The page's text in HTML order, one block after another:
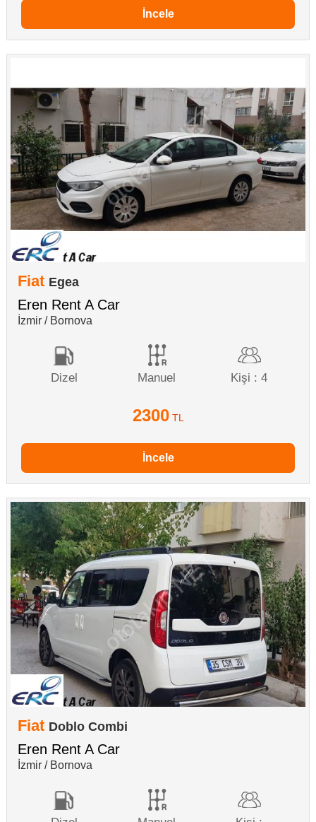
İncele
Fiat Egea
Eren Rent A Car
İzmir / Bornova
Dizel Manuel Kişi : 4
2300 TL
İncele
Fiat Doblo Combi
Eren Rent A Car
İzmir / Bornova